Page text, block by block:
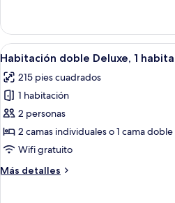
no
fumadores
individual
Deluxe,
1
para
no
fumadores
Abrir
todas
las
fotos
de
Habitación
doble
1
8
Habitación doble Deluxe, 1
215 pies cuadrados
1 habitación
2 personas
2 camas individuales o 1 cama doble
Wifi gratuito
Más detalles
Más